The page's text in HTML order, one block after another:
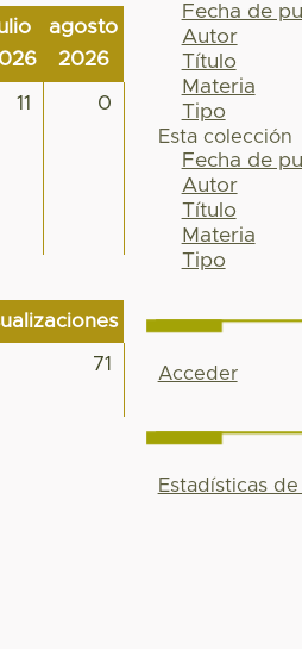
agosto
2026
11 0
71
Fecha de
Autor
Título
Materia
Tipo
Esta colección
Fecha de
Autor
Título
Materia
Tipo
Acceder
Estadísticas